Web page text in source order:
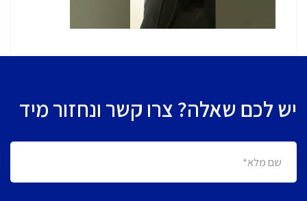
יש לכם שאלה? צרו קשר ונחזור מיד